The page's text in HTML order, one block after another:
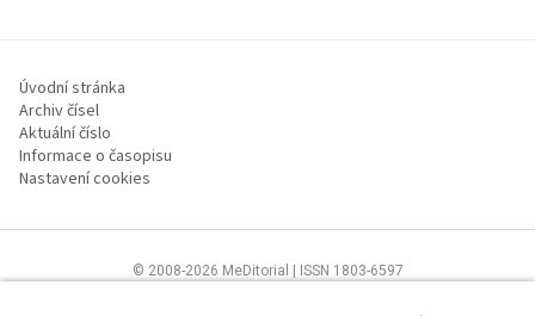
Úvodní stránka
Archiv čísel
Aktuální číslo
Informace o časopisu
Nastavení cookies
© 2008-2026 MeDitorial | ISSN 1803-6597